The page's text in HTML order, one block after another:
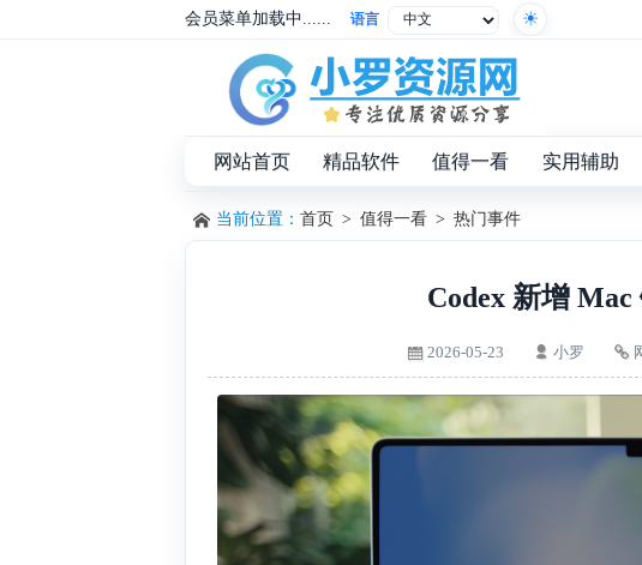
会员菜单加载中...... 语言
网站首页 精品软件 值得一看 实用辅助
当前位置： 首页 > 值得一看 > 热门事件
Codex 新增
2026-05-23 小罗